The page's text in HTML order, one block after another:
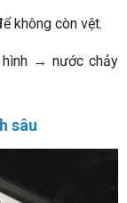
không còn vệt.
→ nước chảy
sâu